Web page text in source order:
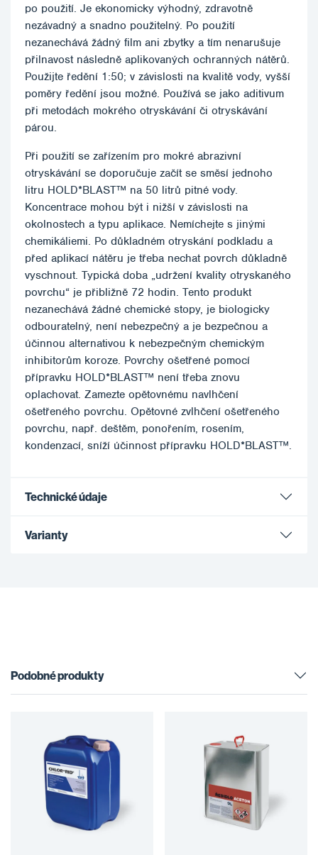
po použití. Je ekonomicky výhodný, zdravotně
nezávadný a snadno použitelný. Po použití
nezanechává žádný film ani zbytky a tím nenarušuje
přilnavost následně aplikovaných ochranných nátěrů.
Použijte ředění 1:50; v závislosti na kvalitě vody, vyšší
poměry ředění jsou možné. Používá se jako aditivum
při metodách mokrého otryskávání či otryskávání
párou.
Při použití se zařízením pro mokré abrazivní
otryskávání se doporučuje začít se směsí jednoho
litru HOLD*BLAST™ na 50 litrů pitné vody.
Koncentrace mohou být i nižší v závislosti na
okolnostech a typu aplikace. Nemíchejte s jinými
chemikáliemi. Po důkladném otryskání podkladu a
před aplikací nátěru je třeba nechat povrch důkladně
vyschnout. Typická doba „udržení kvality otryskaného
povrchu“ je přibližně 72 hodin. Tento produkt
nezanechává žádné chemické stopy, je biologicky
odbouratelný, není nebezpečný a je bezpečnou a
účinnou alternativou k nebezpečným chemickým
inhibitorům koroze. Povrchy ošetřené pomocí
přípravku HOLD*BLAST™ není třeba znovu
oplachovat. Zamezte opětovnému navlhčení
ošetřeného povrchu. Opětovné zvlhčení ošetřeného
povrchu, např. deštěm, ponořením, rosením,
kondenzací, sníží účinnost přípravku HOLD*BLAST™.
Technické údaje
Varianty
Podobné produkty